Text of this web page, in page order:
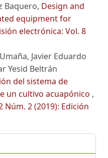
Baquero, Design and
equipment for
electrónica: Vol. 8
Javier Eduardo
Yesid Beltrán
del sistema de
un cultivo acuapónico ,
Núm. 2 (2019): Edición